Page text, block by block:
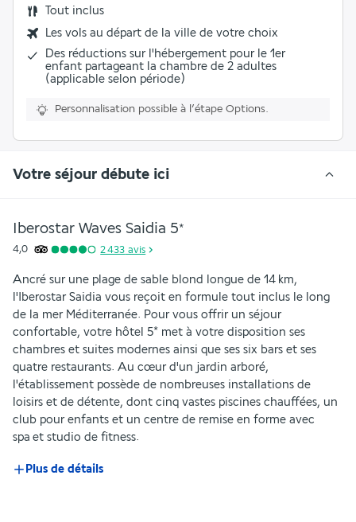
Tout inclus
Les vols au départ de la ville de votre choix
Des réductions sur l'hébergement pour le 1er
enfant partageant la chambre de 2 adultes
(applicable selon période)
Personnalisation possible à l’étape Options.
Votre séjour débute ici
Iberostar Waves Saidia 5*
4,0 2 433 avis
Ancré sur une plage de sable blond longue de 14 km,
l'Iberostar Saidia vous reçoit en formule tout inclus le long
de la mer Méditerranée. Pour vous offrir un séjour
confortable, votre hôtel 5* met à votre disposition ses
chambres et suites modernes ainsi que ses six bars et ses
quatre restaurants. Au cœur d'un jardin arboré,
l'établissement possède de nombreuses installations de
loisirs et de détente, dont cinq vastes piscines chauffées, un
club pour enfants et un centre de remise en forme avec
spa et studio de fitness.
Plus de détails